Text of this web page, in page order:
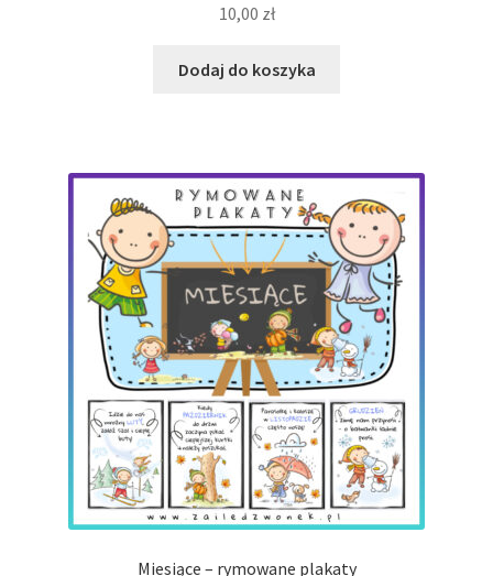
10,00 zł
Dodaj do koszyka
Miesiące – rymowane plakaty